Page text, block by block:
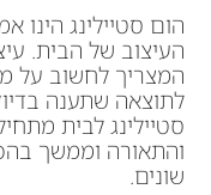
הום סטיילינג
העיצוב של הבית.
המצריך לחשוב על
לתוצאה שתענה
סטיילינג לבית
והתאורה וממשך
שונים.